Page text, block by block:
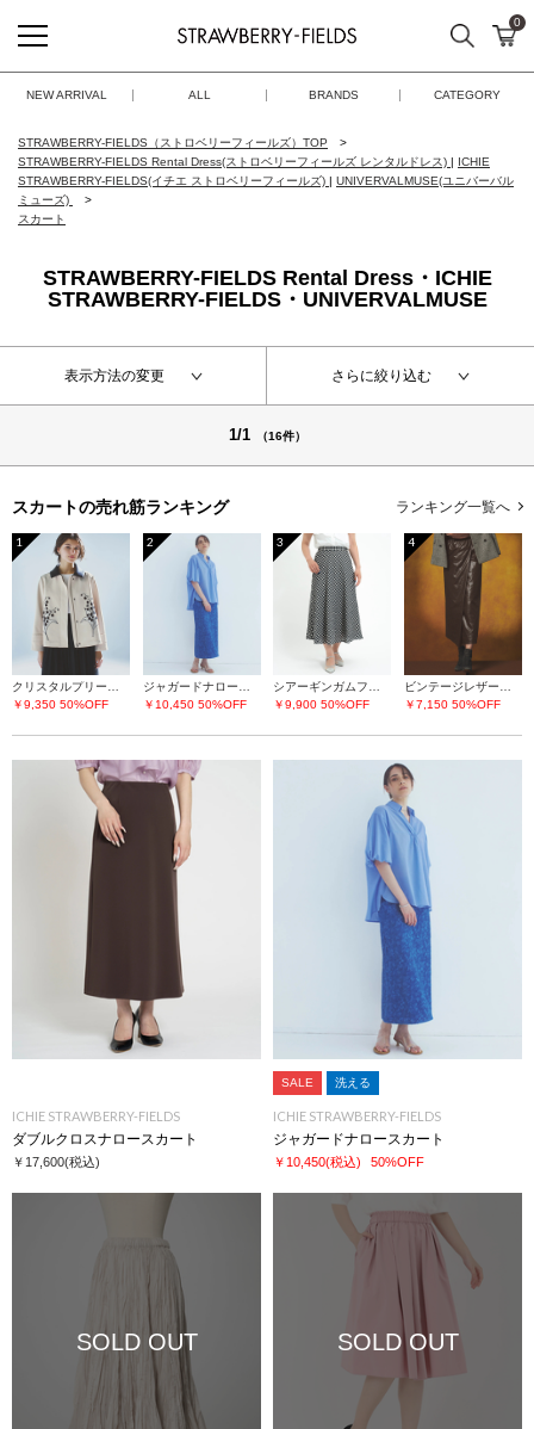
STRAWBERRY-FIELDS
検索 カ
0
NEW ARRIVAL ALL BRANDS CATEGORY
STRAWBERRY-FIELDS（ストロベリーフィールズ）TOP
STRAWBERRY-FIELDS Rental Dress(ストロベリーフィールズ レンタルドレス) | ICHIE
STRAWBERRY-FIELDS(イチエ ストロベリーフィールズ) | UNIVERVALMUSE(ユニバーバル
ミューズ)
スカート
STRAWBERRY-FIELDS Rental Dress・ICHIE
STRAWBERRY-FIELDS・UNIVERVALMUSE
表示方法の変更 さらに絞り込む
1/1 （16件）
スカートの売れ筋ランキング ランキング一覧へ
1
クリスタルプリーツチュールスカート
￥9,350 50%OFF
2
ジャガードナロースカート
￥10,450 50%OFF
3
シアーギンガムフレアースカート
￥9,900 50%OFF
4
ビンテージレザーライク スカート
￥7,150 50%OFF
ICHIE STRAWBERRY-FIELDS
ダブルクロスナロースカート
￥17,600(税込)
SALE 洗える
ICHIE STRAWBERRY-FIELDS
ジャガードナロースカート
￥10,450(税込) 50%OFF
SOLD OUT SOLD OUT